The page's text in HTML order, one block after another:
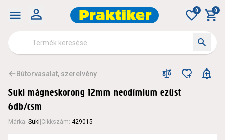
0 0
Bútorvasalat, szerelvény
Suki mágneskorong 12mm neodímium ezüst
6db/csm
Márka: Suki Cikkszám: 429015